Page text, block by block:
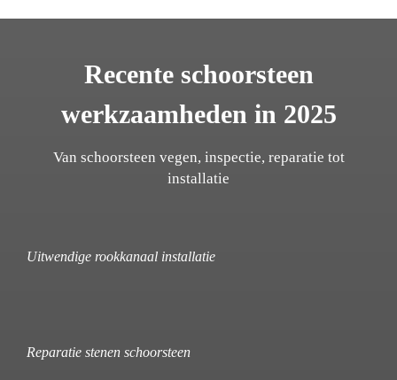
Recente schoorsteen
werkzaamheden in 2025
Van schoorsteen vegen, inspectie, reparatie tot
installatie
Uitwendige rookkanaal installatie
Reparatie stenen schoorsteen